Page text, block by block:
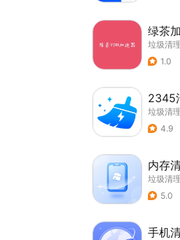
绿茶
垃圾清理
1.0
2345
垃圾清理
4.9
内存
垃圾清理
5.0
手机